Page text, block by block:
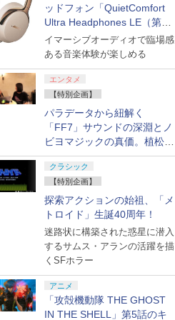
ッドフォン「QuietComfort
Ultra Headphones LE（第2
世代）」などお買い得価格で
登場
イマーシブオーディオで臨場感
ある音楽体験が楽しめる
エンタメ
【特別企画】
パラデータから紐解く
「FF7」サウンドの深淵とノ
ビヨマジックの真価。植松伸
夫氏による「ff vol.7」一挙レ
ポート
クラシック
【特別企画】
探索アクションの始祖、「メ
トロイド」生誕40周年！
迷路状に構築された惑星に潜入
するサムス・アランの活躍を描
くSFホラー
アニメ
「攻殻機動隊 THE GHOST
IN THE SHELL」第5話のキ